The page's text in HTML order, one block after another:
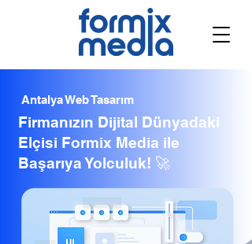
Antalya Web Tasarım
Firmanızın Dijital Dünyadaki
Elçisi Formix Media ile
Başarıya Yolculuk! 🚀